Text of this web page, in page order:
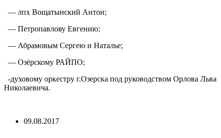
— лпх Вощатынский Антон;
— Петропавлову Евгению;
— Абрамовым Сергею и Наталье;
— Озёрскому РАЙПО;
-духовому оркестру г.Озерска под руководством Орлова Льва
Николаевича.
09.08.2017